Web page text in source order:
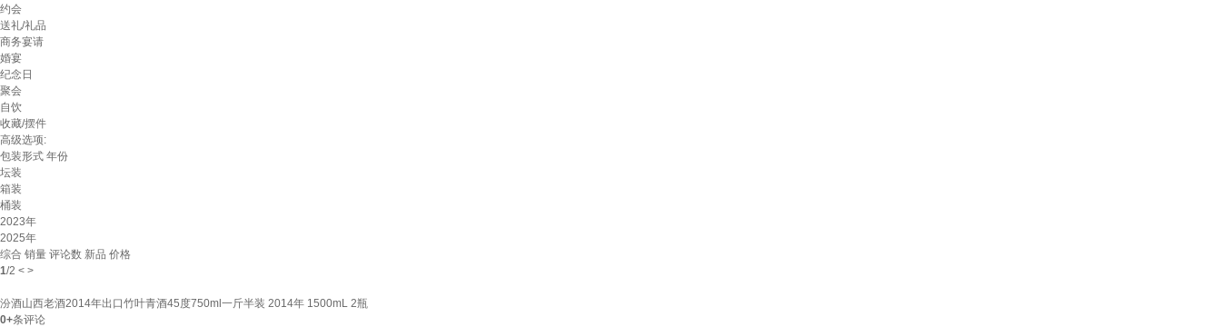
约会
送礼/礼品
商务宴请
婚宴
纪念日
聚会
自饮
收藏/摆件
高级选项:
包装形式 年份
坛装
箱装
桶装
2023年
2025年
综合 销量 评论数 新品 价格
1/2 < >
汾酒山西老酒2014年出口竹叶青酒45度750ml一斤半装 2014年 1500mL 2瓶
0+条评论